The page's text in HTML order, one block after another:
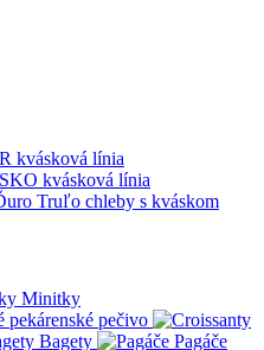
kvásková línia
kvásková línia
Truľo chleby s kváskom
Minitky
pekárenské pečivo
Bagety
Pagáče